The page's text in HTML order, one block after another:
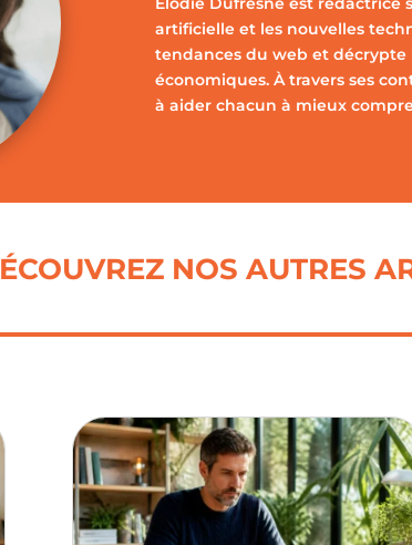
artificielle et les nouvelles
tendances du web et décrypte
économiques. À travers ses
à aider chacun à mieux
NOS AUTRES